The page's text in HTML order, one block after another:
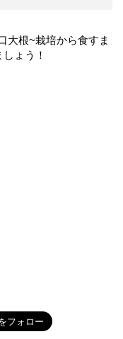
大根~栽培から食すま
ょう！